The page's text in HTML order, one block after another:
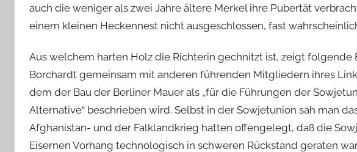
auch die weniger als zwei Jahre ältere Merkel ihre Pubertät
einem kleinen Heckennest nicht ausgeschlossen, fast
Aus welchem harten Holz die Richterin gechnitzt ist, zeigt folgende
Borchardt gemeinsam mit anderen führenden Mitgliedern ihres
dem der Bau der Berliner Mauer als „für die Führungen der
Alternative“ beschrieben wird. Selbst in der Sowjetunion sah man
Afghanistan- und der Falklandkrieg hatten offengelegt, daß die
Eisernen Vorhang technologisch in schweren Rückstand geraten